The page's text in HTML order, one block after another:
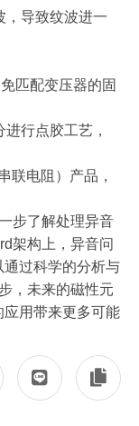
，导致纹波进一
匹配变压器的固
行点胶工艺，
联电阻）产品，
步了解处理异音
架构上，异音问
过科学的分析与
，未来的磁性元
用带来更多可能